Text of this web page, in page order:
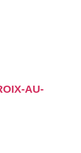
AU-